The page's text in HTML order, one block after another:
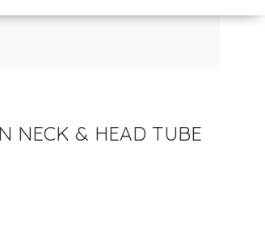
NECK & HEAD TUBE